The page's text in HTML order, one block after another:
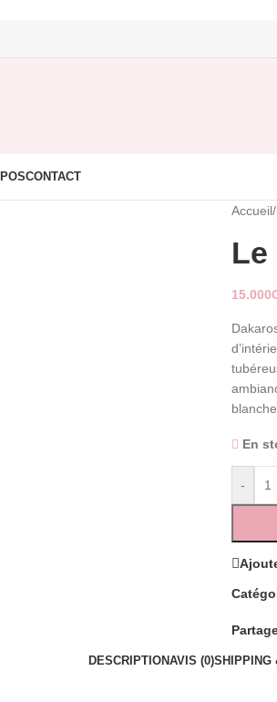
CONTACT
Accueil/
Le
15.000
En
-
DESCRIPTIONAVIS (0)SHIPPING